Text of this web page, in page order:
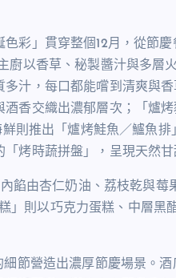
彩」貫穿整個 12月，從節慶
廚以香草、秘製醬汁與多層
汁，每口都能嚐到清爽與
香交織出濃郁層次；「爐
則推出「爐烤鮭魚／鱸魚排
烤時蔬拼盤」，呈現天然甘
餡由杏仁奶油、荔枝乾與莓
」則以巧克力蛋糕、中層黑
節營造出濃厚節慶場景。酒